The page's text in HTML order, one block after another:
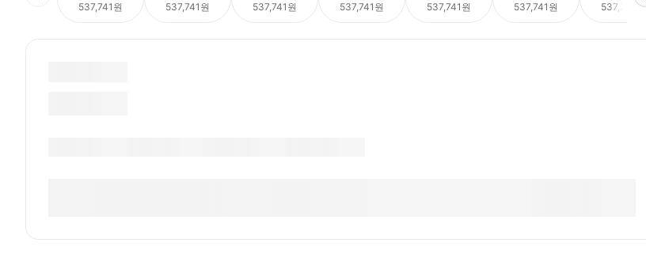
537,741원 537,741원 537,741원 537,741원 537,741원 537,741원 537,741원